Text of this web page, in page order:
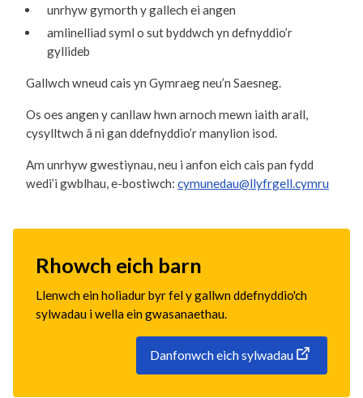
unrhyw gymorth y gallech ei angen
amlinelliad syml o sut byddwch yn defnyddio’r
gyllideb
Gallwch wneud cais yn Gymraeg neu’n Saesneg.
Os oes angen y canllaw hwn arnoch mewn iaith arall,
cysylltwch â ni gan ddefnyddio’r manylion isod.
Am unrhyw gwestiynau, neu i anfon eich cais pan fydd
wedi’i gwblhau, e-bostiwch: cymunedau@llyfrgell.cymru
Rhowch eich barn
Llenwch ein holiadur byr fel y gallwn ddefnyddio'ch
sylwadau i wella ein gwasanaethau.
Danfonwch eich sylwadau